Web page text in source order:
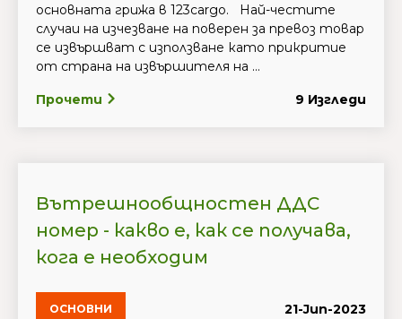
основната грижа в 123cargo. Най-честите
случаи на изчезване на поверен за превоз товар
се извършват с използване като прикритие
от страна на извършителя на ...
Прочети 9 Изгледи
Вътрешнообщностен ДДС
номер - какво е, как се получава,
кога е необходим
ОСНОВНИ 21-Jun-2023